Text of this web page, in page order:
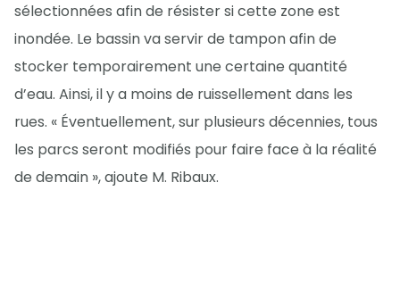
sélectionnées afin de résister si cette zone est
inondée. Le bassin va servir de tampon afin de
stocker temporairement une certaine quantité
d’eau. Ainsi, il y a moins de ruissellement dans les
rues. « Éventuellement, sur plusieurs décennies, tous
les parcs seront modifiés pour faire face à la réalité
de demain », ajoute M. Ribaux.